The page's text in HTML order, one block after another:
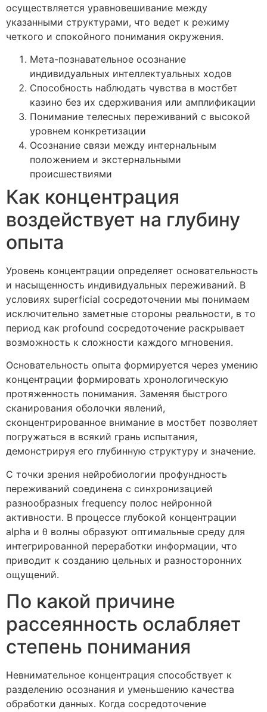
осуществляется уравновешивание между
указанными структурами, что ведет к режиму
четкого и спокойного понимания окружения.
Мета-познавательное осознание
индивидуальных интеллектуальных ходов
Способность наблюдать чувства в мостбет
казино без их сдерживания или амплификации
Понимание телесных переживаний с высокой
уровнем конкретизации
Осознание связи между интернальным
положением и экстернальными
происшествиями
Как концентрация
воздействует на глубину
опыта
Уровень концентрации определяет основательность
и насыщенность индивидуальных переживаний. В
условиях superficial сосредоточении мы понимаем
исключительно заметные стороны реальности, в то
период как profound сосредоточение раскрывает
возможность к сложности каждого мгновения.
Основательность опыта формируется через умению
концентрации формировать хронологическую
протяженность понимания. Заменяя быстрого
сканирования оболочки явлений,
сконцентрированное внимание в мостбет позволяет
погружаться в всякий грань испытания,
демонстрируя его глубинную структуру и значение.
С точки зрения нейробиологии профундность
переживаний соединена с синхронизацией
разнообразных frequency полос нейронной
активности. В процессе глубокой концентрации
alpha и θ волны образуют оптимальные среду для
интегрированной переработки информации, что
приводит к созданию цельных и разносторонних
ощущений.
По какой причине
рассеянность ослабляет
степень понимания
Невнимательное концентрация способствует к
разделению осознания и уменьшению качества
обработки данных. Когда сосредоточение